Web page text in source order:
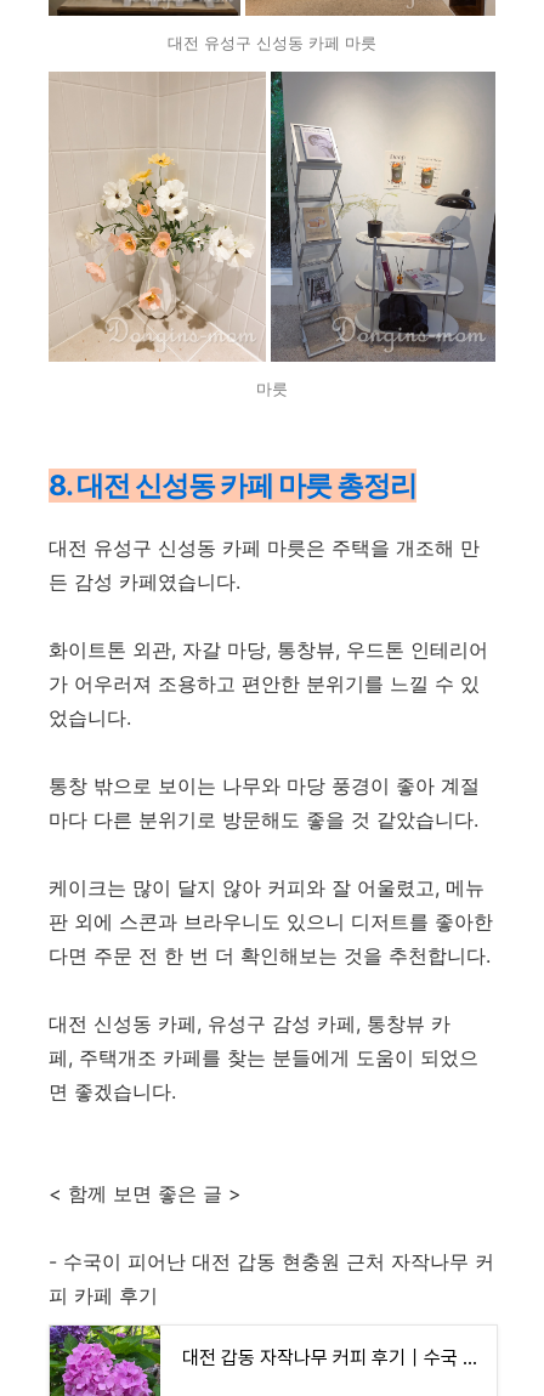
대전 유성구 신성동 카페 마릇
마릇
8. 대전 신성동 카페 마릇 총정리
대전 유성구 신성동 카페 마릇은 주택을 개조해 만
든 감성 카페였습니다.
화이트톤 외관, 자갈 마당, 통창뷰, 우드톤 인테리어
가 어우러져 조용하고 편안한 분위기를 느낄 수 있
었습니다.
통창 밖으로 보이는 나무와 마당 풍경이 좋아 계절
마다 다른 분위기로 방문해도 좋을 것 같았습니다.
케이크는 많이 달지 않아 커피와 잘 어울렸고, 메뉴
판 외에 스콘과 브라우니도 있으니 디저트를 좋아한
다면 주문 전 한 번 더 확인해보는 것을 추천합니다.
대전 신성동 카페, 유성구 감성 카페, 통창뷰 카
페, 주택개조 카페를 찾는 분들에게 도움이 되었으
면 좋겠습니다.
< 함께 보면 좋은 글 >
- 수국이 피어난 대전 갑동 현충원 근처 자작나무 커
피 카페 후기
대전 갑동 자작나무 커피 후기｜수국 피는 현충원 근처 정원 카페